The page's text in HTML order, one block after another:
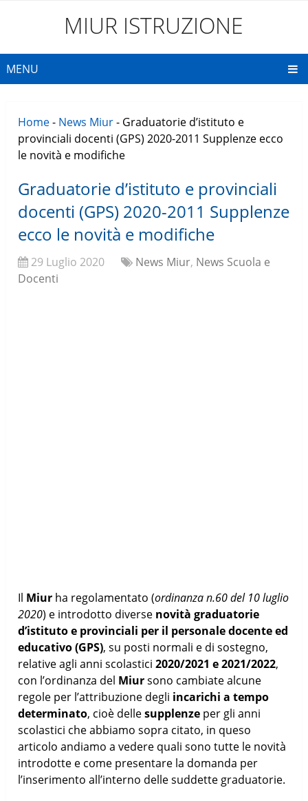
MIUR ISTRUZIONE
MENU
Home- News Miur- Graduatorie d’istituto e
provinciali docenti (GPS) 2020-2011 Supplenze ecco
le novità e modifiche
Graduatorie d’istituto e provinciali
docenti (GPS) 2020-2011 Supplenze
ecco le novità e modifiche
29 Luglio 2020 News Miur, News Scuola e
Docenti
Il Miur ha regolamentato (ordinanza n.60 del 10 luglio
2020) e introdotto diverse novità graduatorie
d’istituto e provinciali per il personale docente ed
educativo (GPS), su posti normali e di sostegno,
relative agli anni scolastici2020/2021 e 2021/2022,
con l’ordinanza del Miursono cambiate alcune
regole per l’attribuzione degli incarichi a tempo
determinato, cioè dellesupplenze per gli anni
scolastici che abbiamo sopra citato, in queso
articolo andiamo a vedere quali sono tutte le novità
introdotte e come presentare la domanda per
l’inserimento all’interno delle suddette graduatorie.